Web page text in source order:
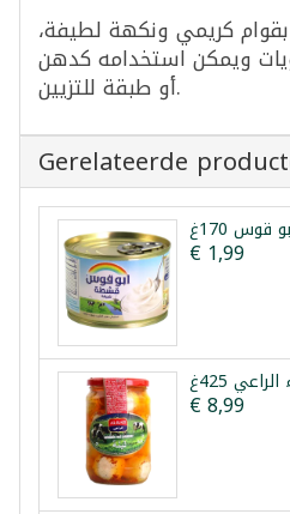
بقوام كريمي ونكهة لطيفة،
ويمكن استخدامه كدهن
أو طبقة للتزيين.
Gerelateerde
170غ
€ 1,99
€ 8,99